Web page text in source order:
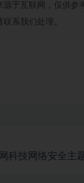
源于互联网，仅供参
系我们处理。
科技网络安全主